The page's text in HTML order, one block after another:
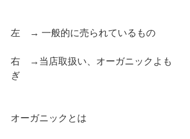
左　→ 一般的に売られているもの
右　→当店取扱い、オーガニックよも
ぎ
オーガニックとは